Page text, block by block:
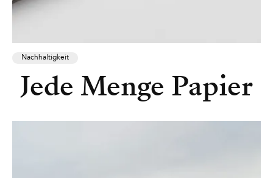
Nachhaltigkeit
Jede Menge Papier